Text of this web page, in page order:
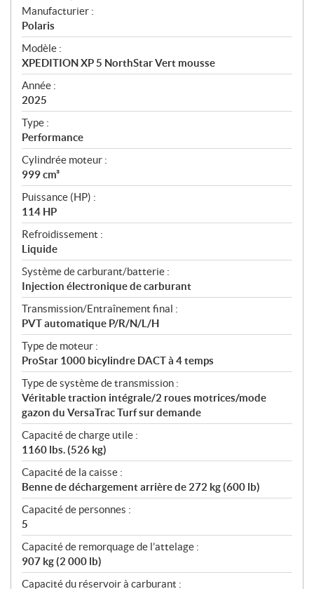
S
p
é
c
i
f
i
c
a
t
i
o
n
s
Manufacturier :
Polaris
Modèle :
XPEDITION XP 5 NorthStar Vert mousse
Année :
2025
Type :
Performance
Cylindrée moteur :
999 cm³
Puissance (HP) :
114 HP
Refroidissement :
Liquide
Système de carburant/batterie :
Injection électronique de carburant
Transmission/Entraînement final :
PVT automatique P/R/N/L/H
Type de moteur :
ProStar 1000 bicylindre DACT à 4 temps
Type de système de transmission :
Véritable traction intégrale/2 roues motrices/mode
gazon du VersaTrac Turf sur demande
Capacité de charge utile :
1160 lbs. (526 kg)
Capacité de la caisse :
Benne de déchargement arrière de 272 kg (600 lb)
Capacité de personnes :
5
Capacité de remorquage de l’attelage :
907 kg (2 000 lb)
Capacité du réservoir à carburant :